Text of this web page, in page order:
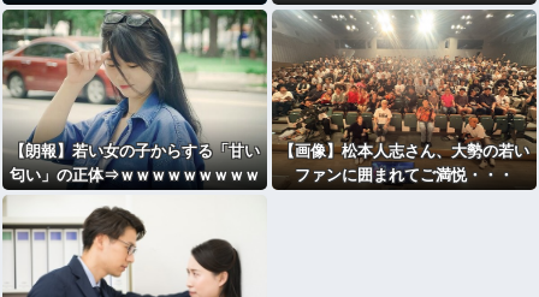
あり）
【朗報】若い女の子からする「甘い
匂い」の正体⇒ｗｗｗｗｗｗｗｗｗ
【画像】松本人志さん、大勢の若い
ファンに囲まれてご満悦・・・